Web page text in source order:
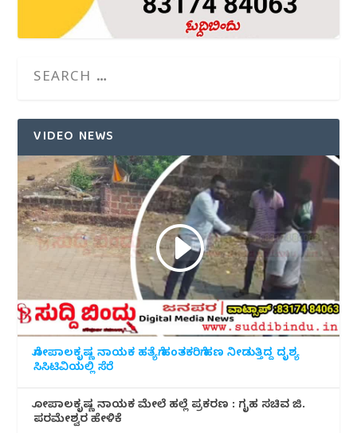
VIDEO NEWS
ಗೋಪಾಲಕೃಷ್ಣ ನಾಯಕ ಹತ್ಯೆಗೆ ಹಂತಕರಿಗೆ ಹಣ ನೀಡುತ್ತಿದ್ದ ದೃಶ್ಯ
ಸಿಸಿಟಿವಿಯಲ್ಲಿ ಸೆರೆ
ಗೋಪಾಲಕೃಷ್ಣ ನಾಯಕ ಮೇಲೆ ಹಲ್ಲೆ ಪ್ರಕರಣ : ಗೃಹ ಸಚಿವ ಜಿ.
ಪರಮೇಶ್ವರ ಹೇಳಿಕೆ